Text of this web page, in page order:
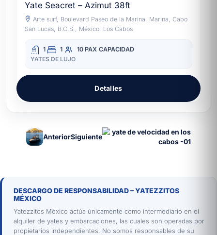
Yate Seacret – Azimut 38ft
Arte surf, Boulevard Paseo de la Marina, Marina, Cabo
San Lucas, B.C.S., México, Los Cabos
1 1 10 PAX CAPACIDAD
YATES DE LUJO
Detalles
AnteriorSiguiente
DESCARGO DE RESPONSABILIDAD – YATEZZITOS
MÉXICO
Yatezzitos México actúa únicamente como intermediario en el
alquiler de yates y embarcaciones, las cuales son operadas por
propietarios independientes. No somos responsables de su